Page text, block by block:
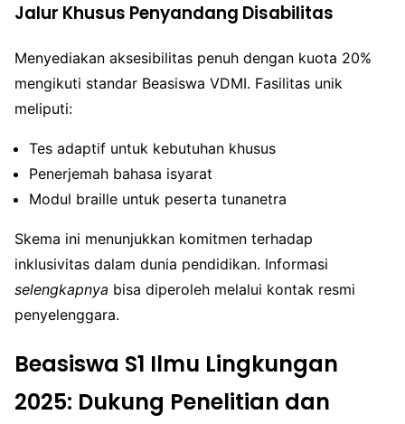
Jalur Khusus Penyandang Disabilitas
Menyediakan aksesibilitas penuh dengan kuota 20%
mengikuti standar Beasiswa VDMI. Fasilitas unik
meliputi:
Tes adaptif untuk kebutuhan khusus
Penerjemah bahasa isyarat
Modul braille untuk peserta tunanetra
Skema ini menunjukkan komitmen terhadap
inklusivitas dalam dunia pendidikan. Informasi
selengkapnya bisa diperoleh melalui kontak resmi
penyelenggara.
Beasiswa S1 Ilmu Lingkungan
2025: Dukung Penelitian dan